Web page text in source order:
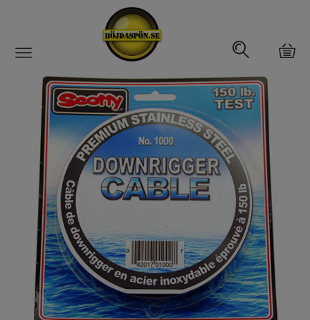
Gäddfemman
Abborrfemman
Interfiske
Rullar
Spön
Fiskeset
Fiskedrag